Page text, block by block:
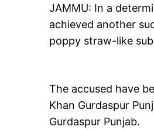
JAMMU: In a
achieved another
poppy straw-like
The accused have
Khan Gurdaspur
Gurdaspur Punjab.